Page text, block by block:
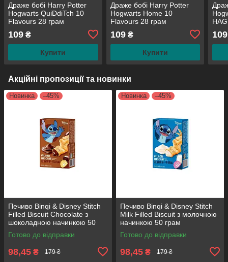
Драже бобі Harry Potter
Hogwarts QuiDdiTch 10
Flavours 28 грам
109 ₴
Купити
Драже бобі Harry Potter
Hogwarts Home 10
Flavours 28 грам
109₴
Купити
109
Акційні пропозиції та новинки
Новинка –45%
Печиво Binqi & Disney Stitch
Filled Biscuit Chocolate з
шоколадною начинкою 50
грам
Готово до відправки
98,45 ₴ 179 ₴
Новинка –45%
Печиво Binqi & Disney Stitch
Milk Filled Biscuit з молочною
начинкою 50 грам
Готово до відправки
98,45 ₴ 179 ₴